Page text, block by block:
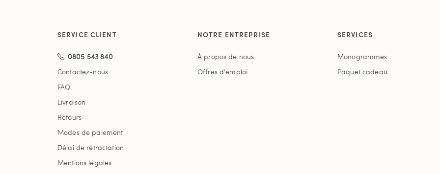
SERVICE CLIENT
0805 543 840
Contactez-nous
FAQ
Livraison
Retours
Modes de paiement
Délai de rétractation
Mentions légales
NOTRE ENTREPRISE
À propos de nous
Offres d'emploi
SERVICES
Monogrammes
Paquet cadeau